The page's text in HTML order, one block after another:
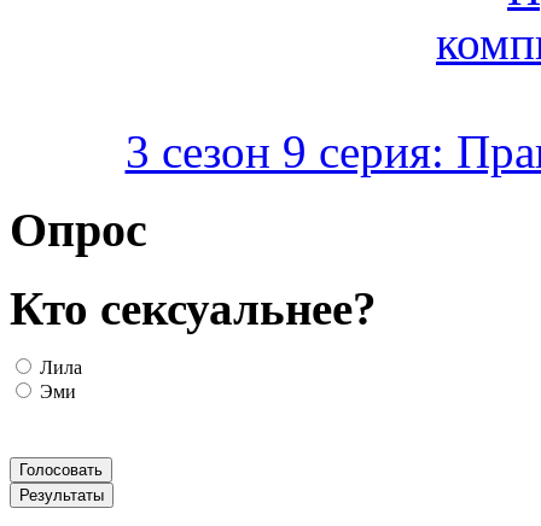
3 сезон 9 серия:
Опрос
Кто сексуальнее?
Лила
Эми